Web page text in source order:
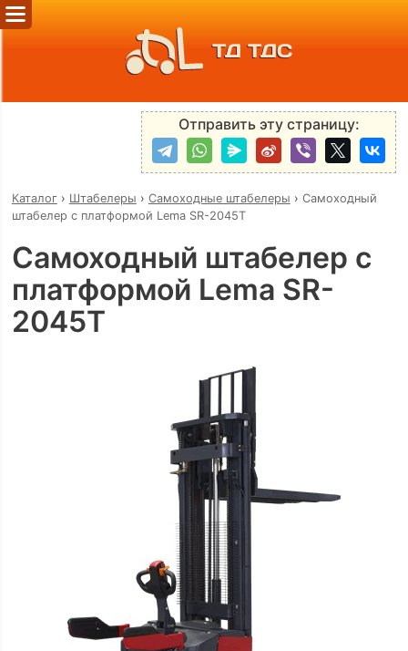
ТД ТДС
Отправить эту страницу:
Каталог› Штабелеры › Самоходные штабелеры › Самоходный
штабелер с платформой Lema SR-2045T
Самоходный штабелер с
платформой Lema SR-
2045T